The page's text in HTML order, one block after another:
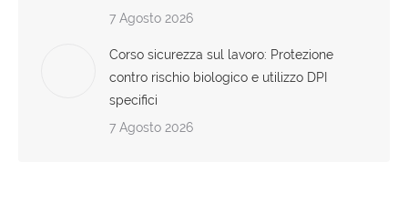
7 Agosto 2026
Corso sicurezza sul lavoro: Protezione
contro rischio biologico e utilizzo DPI
specifici
7 Agosto 2026